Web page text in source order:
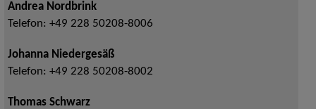
Andrea Nordbrink
Telefon: +49 228 50208-8006
Johanna Niedergesäß
Telefon: +49 228 50208-8002
Thomas Schwarz